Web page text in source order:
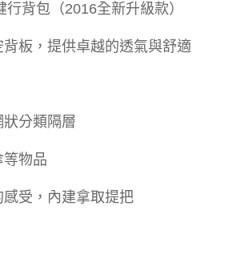
背包（2016全新升級款）
板，提供卓越的透氣與舒適
分類隔層
物品
受，內建拿取提把